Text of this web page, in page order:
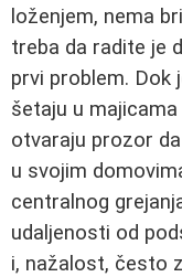
loženjem, nema
treba da radite je
prvi problem. Dok
šetaju u
otvaraju prozor
u svojim
centralnog
udaljenosti od
i, nažalost, često